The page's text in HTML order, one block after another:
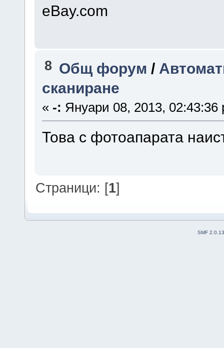
eBay.com
8 Общ форум /
сканиране
« -: Януари 08, 2013, 02:43:36
Това с фотоапарата
Страници: [1]
SMF 2.0.13